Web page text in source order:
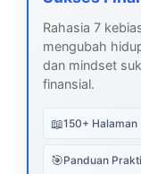
Rahasia 7
mengubah
dan mindset
finansial.
📖150+ Halaman
🎯Panduan